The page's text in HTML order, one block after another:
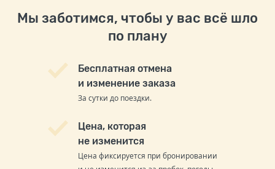
Мы заботимся, чтобы у вас всё шло
по плану
Бесплатная отмена
и изменение заказа
За сутки до поездки.
Цена, которая
не изменится
Цена фиксируется при бронировании